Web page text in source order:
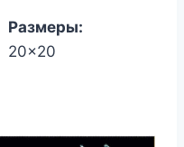
Размеры:
20x20